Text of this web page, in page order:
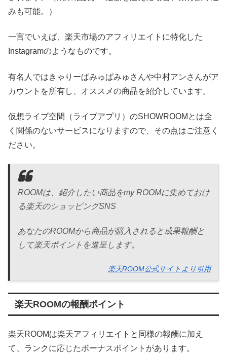
みも可能。）
一言でいえば、楽天市場のアフィリエイトに特化した
Instagramのようなものです。
有名人ではきゃりーぱみゅぱみゅさんや中村アンさんがア
カウントを所有し、オススメの商品を紹介しています。
仮想ライブ空間（ライブアプリ）のSHOWROOMとは全
く関係のないサービスになりますので、その点はご注意く
ださい。
ROOMは、紹介したい商品をmy ROOMに集めておけ
る楽天のショッピングSNS
あなたのROOMから商品が購入されると成果報酬と
して楽天ポイントを進呈します。
楽天ROOM公式サイトより引用
楽天ROOMの報酬ポイント
楽天ROOMは楽天アフィリエイトと同様の報酬に加え
て、ランクに応じたボーナスポイントがあります。